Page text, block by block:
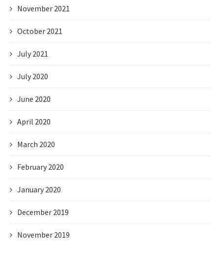
November 2021
October 2021
July 2021
July 2020
June 2020
April 2020
March 2020
February 2020
January 2020
December 2019
November 2019